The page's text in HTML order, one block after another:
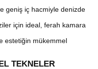
geniş iç hacmiyle denizde
için ideal, ferah kamara
estetiğin mükemmel
TEKNELER